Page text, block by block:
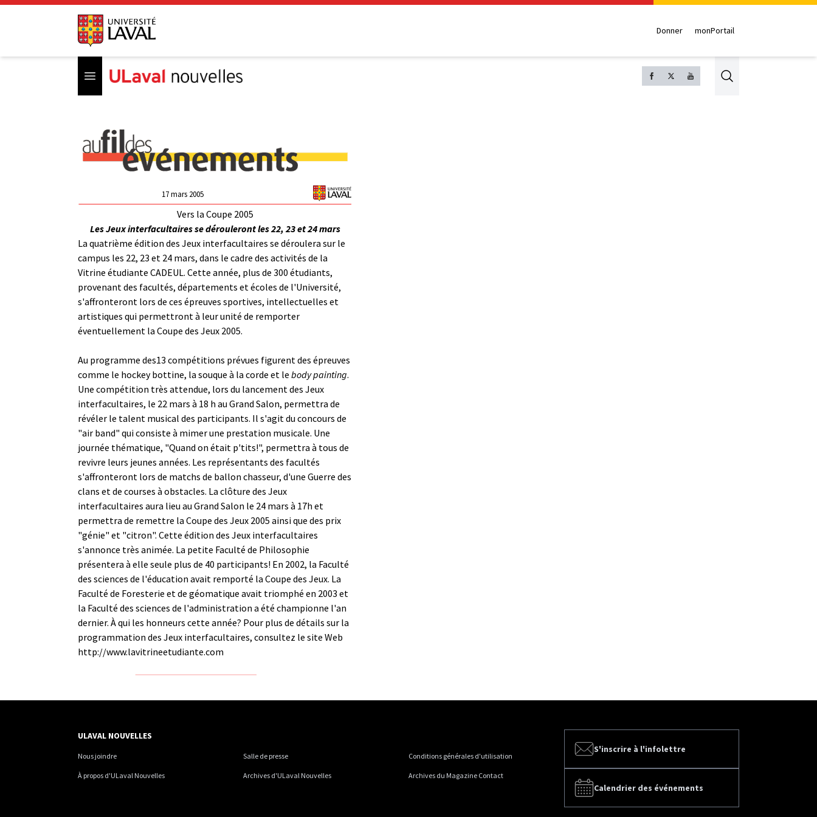
Donner monPortail
Open menu Search
17 mars 2005
Vers la Coupe 2005
Les Jeux interfacultaires se dérouleront les 22, 23 et 24 mars
La quatrième édition des Jeux interfacultaires se déroulera sur le
campus les 22, 23 et 24 mars, dans le cadre des activités de la
Vitrine étudiante CADEUL. Cette année, plus de 300 étudiants,
provenant des facultés, départements et écoles de l'Université,
s'affronteront lors de ces épreuves sportives, intellectuelles et
artistiques qui permettront à leur unité de remporter
éventuellement la Coupe des Jeux 2005.
Au programme des13 compétitions prévues figurent des épreuves
comme le hockey bottine, la souque à la corde et le body painting.
Une compétition très attendue, lors du lancement des Jeux
interfacultaires, le 22 mars à 18 h au Grand Salon, permettra de
révéler le talent musical des participants. Il s'agit du concours de
"air band" qui consiste à mimer une prestation musicale. Une
journée thématique, "Quand on était p'tits!", permettra à tous de
revivre leurs jeunes années. Les représentants des facultés
s'affronteront lors de matchs de ballon chasseur, d'une Guerre des
clans et de courses à obstacles. La clôture des Jeux
interfacultaires aura lieu au Grand Salon le 24 mars à 17h et
permettra de remettre la Coupe des Jeux 2005 ainsi que des prix
"génie" et "citron". Cette édition des Jeux interfacultaires
s'annonce très animée. La petite Faculté de Philosophie
présentera à elle seule plus de 40 participants! En 2002, la Faculté
des sciences de l'éducation avait remporté la Coupe des Jeux. La
Faculté de Foresterie et de géomatique avait triomphé en 2003 et
la Faculté des sciences de l'administration a été championne l'an
dernier. À qui les honneurs cette année? Pour plus de détails sur la
programmation des Jeux interfacultaires, consultez le site Web
http://www.lavitrineetudiante.com
S'inscrire à l'infolettre
Calendrier des événements
ULAVAL NOUVELLES
Nous joindre Salle de presse Conditions générales d'utilisation
À propos d'ULaval Nouvelles Archives d'ULaval Nouvelles Archives du Magazine Contact